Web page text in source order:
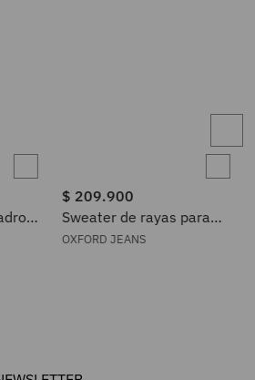
$ 209.900
Sweater de rayas para
mujer
OXFORD JEANS